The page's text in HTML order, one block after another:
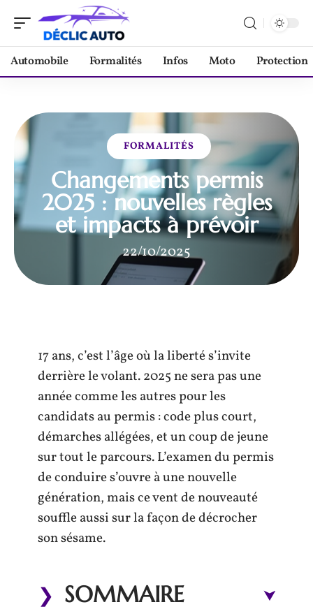
Automobile Formalités Infos Moto Protection
FORMALITÉS
Changements permis
2025 : nouvelles règles
et impacts à prévoir
22/10/2025
17 ans, c’est l’âge où la liberté s’invite
derrière le volant. 2025 ne sera pas une
année comme les autres pour les
candidats au permis : code plus court,
démarches allégées, et un coup de jeune
sur tout le parcours. L’examen du permis
de conduire s’ouvre à une nouvelle
génération, mais ce vent de nouveauté
souffle aussi sur la façon de décrocher
son sésame.
SOMMAIRE